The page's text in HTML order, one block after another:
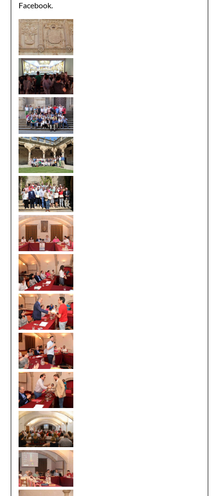
Facebook.